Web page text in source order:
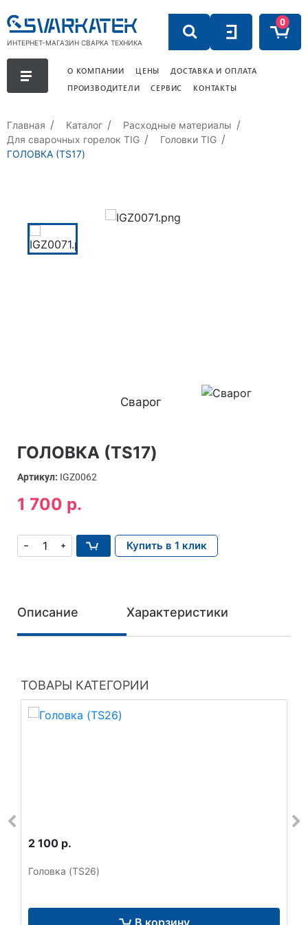
ИНТЕРНЕТ-МАГАЗИН СВАРКА ТЕХНИКА
0
О КОМПАНИИ ЦЕНЫ
ДОСТАВКА И ОПЛАТА
ПРОИЗВОДИТЕЛИ
СЕРВИС КОНТАКТЫ
Главная Каталог
Расходные материалы
Для сварочных горелок TIG
Головки TIG
ГОЛОВКА (TS17)
Сварог
ГОЛОВКА (TS17)
Артикул: IGZ0062
1 700 р.
Купить в 1 клик
Описание Характеристики
ТОВАРЫ КАТЕГОРИИ
2 100 р.
Головка (TS26)
В корзину